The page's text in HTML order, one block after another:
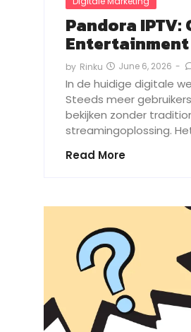
Pandora
Entertainment
by Rinku June 6, 2026 -
In de huidige digitale
Steeds meer
bekijken zonder
streamingoplossing.
Read More